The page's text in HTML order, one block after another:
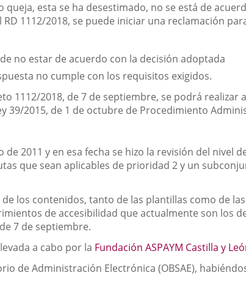
esta se ha desestimado, no se está de
1112/2018, se puede iniciar una reclamación
no estar de acuerdo con la decisión adoptada
no cumple con los requisitos exigidos.
1112/2018, de 7 de septiembre, se podrá
2015, de 1 de octubre de Procedimiento
2011 y en esa fecha se hizo la revisión del nivel
que sean aplicables de prioridad 2 y un
los contenidos, tanto de las plantillas como de
de accesibilidad que actualmente son los de
7 de septiembre.
a cabo por la Fundación ASPAYM Castilla y
de Administración Electrónica (OBSAE),